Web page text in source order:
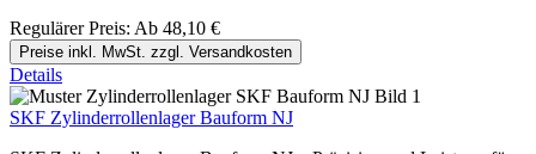
Regulärer Preis: Ab 48,10 €
Preise inkl. MwSt. zzgl. Versandkosten
Details
SKF Zylinderrollenlager Bauform NJ